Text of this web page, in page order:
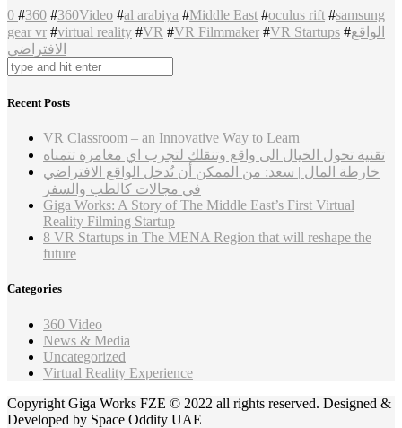
0 #360 #360Video #al arabiya #Middle East #oculus rift #samsung
gear vr #virtual reality #VR #VR Filmmaker #VR Startups #الواقع
الافتراضي
Recent Posts
VR Classroom – an Innovative Way to Learn
تقنية تحول الخيال الى واقع وتنقلك لتجرب اي مغامرة تتمناه
خارطة المال | سعد: من الممكن أن نُدخل الواقع الافتراضي
في مجالات كالطب والسفر
Giga Works: A Story of The Middle East’s First Virtual
Reality Filming Startup
8 VR Startups in The MENA Region that will reshape the
future
Categories
360 Video
News & Media
Uncategorized
Virtual Reality Experience
Copyright Giga Works FZE © 2022 all rights reserved. Designed &
Developed by Space Oddity UAE